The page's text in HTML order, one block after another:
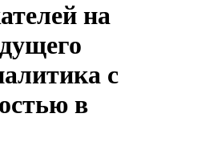
на
с
в